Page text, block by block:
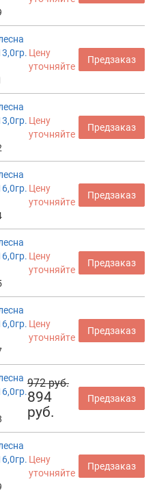
Цену
уточняйте
Предзаказ
Цену
уточняйте
Предзаказ
Цену
уточняйте
Предзаказ
Цену
уточняйте
Предзаказ
Цену
уточняйте
Предзаказ
972 руб.
894
руб.
Предзаказ
Цену
уточняйте
Предзаказ